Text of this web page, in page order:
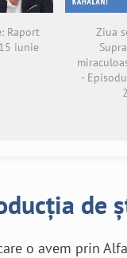
Raport
iunie
Ziua
-
de
o avem prin